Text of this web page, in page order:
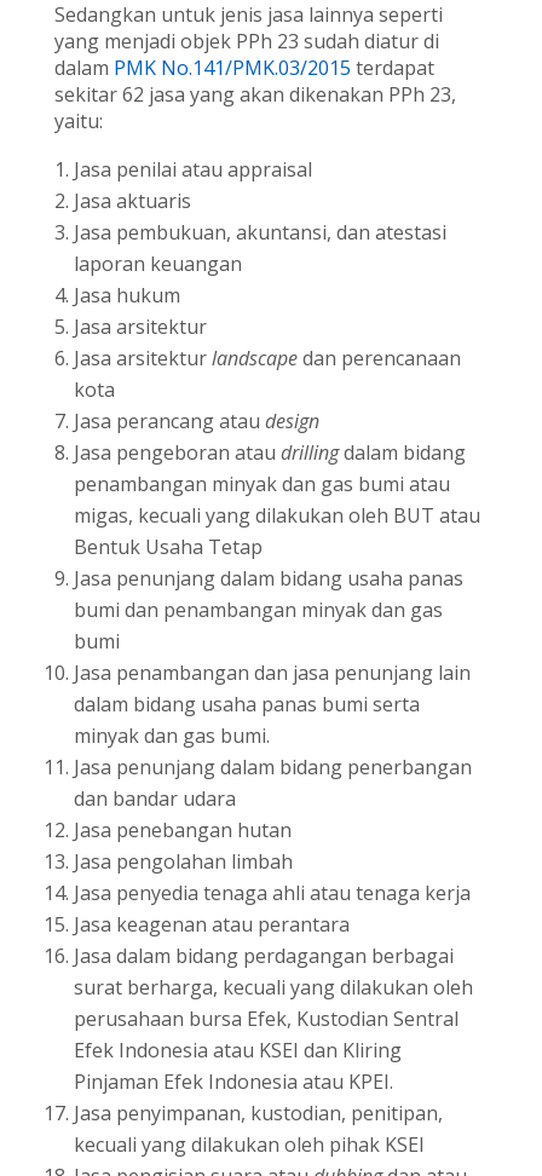
Sedangkan untuk jenis jasa lainnya seperti
yang menjadi objek PPh 23 sudah diatur di
dalam PMK No.141/PMK.03/2015 terdapat
sekitar 62 jasa yang akan dikenakan PPh 23,
yaitu:
Jasa penilai atau appraisal
Jasa aktuaris
Jasa pembukuan, akuntansi, dan atestasi
laporan keuangan
Jasa hukum
Jasa arsitektur
Jasa arsitekturlandscapedan perencanaan
kota
Jasa perancang atau design
Jasa pengeboran atau drillingdalam bidang
penambangan minyak dan gas bumi atau
migas, kecuali yang dilakukan oleh BUT atau
Bentuk Usaha Tetap
Jasa penunjang dalam bidang usaha panas
bumi dan penambangan minyak dan gas
bumi
Jasa penambangan dan jasa penunjang lain
dalam bidang usaha panas bumi serta
minyak dan gas bumi.
Jasa penunjang dalam bidang penerbangan
dan bandar udara
Jasa penebangan hutan
Jasa pengolahan limbah
Jasa penyedia tenaga ahli atau tenaga kerja
Jasa keagenan atau perantara
Jasa dalam bidang perdagangan berbagai
surat berharga, kecuali yang dilakukan oleh
perusahaan bursa Efek, Kustodian Sentral
Efek Indonesia atau KSEI dan Kliring
Pinjaman Efek Indonesia atau KPEI.
Jasa penyimpanan, kustodian, penitipan,
kecuali yang dilakukan oleh pihak KSEI